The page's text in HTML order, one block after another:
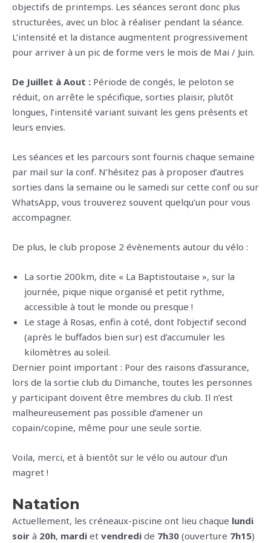
objectifs de printemps. Les séances seront donc plus
structurées, avec un bloc à réaliser pendant la séance.
L’intensité et la distance augmentent progressivement
pour arriver à un pic de forme vers le mois de Mai / Juin.
De Juillet à Aout : Période de congés, le peloton se
réduit, on arrête le spécifique, sorties plaisir, plutôt
longues, l’intensité variant suivant les gens présents et
leurs envies.
Les séances et les parcours sont fournis chaque semaine
par mail sur la conf. N’hésitez pas à proposer d’autres
sorties dans la semaine ou le samedi sur cette conf ou sur
WhatsApp, vous trouverez souvent quelqu’un pour vous
accompagner.
De plus, le club propose 2 évènements autour du vélo :
La sortie 200km, dite « La Baptistoutaise », sur la
journée, pique nique organisé et petit rythme,
accessible à tout le monde ou presque !
Le stage à Rosas, enfin à coté, dont l’objectif second
(après le buffados bien sur) est d’accumuler les
kilomètres au soleil.
Dernier point important : Pour des raisons d’assurance,
lors de la sortie club du Dimanche, toutes les personnes
y participant doivent être membres du club. Il n’est
malheureusement pas possible d’amener un
copain/copine, même pour une seule sortie.
Voila, merci, et à bientôt sur le vélo ou autour d’un
magret !
Natation
Actuellement, les créneaux-piscine ont lieu chaque lundi
soir à 20h, mardi et vendredi de 7h30 (ouverture 7h15)